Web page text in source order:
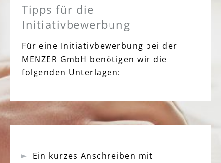
Tipps für die
Initiativbewerbung
Für eine Initiativbewerbung bei der
MENZER GmbH benötigen wir die
folgenden Unterlagen:
Ein kurzes Anschreiben mit